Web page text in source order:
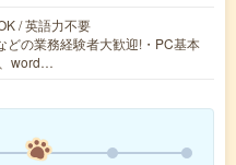
/ 英語力不要
どの業務経験者大歓迎!・PC基本
word…